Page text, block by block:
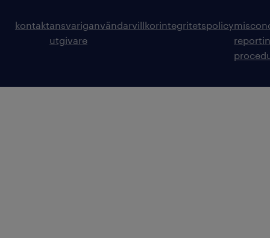
kontaktansvarig
utgivare
användarvillkorintegritetspolicy